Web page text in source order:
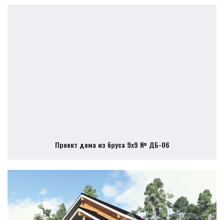
Проект дома из бруса 9х9 № ДБ-06